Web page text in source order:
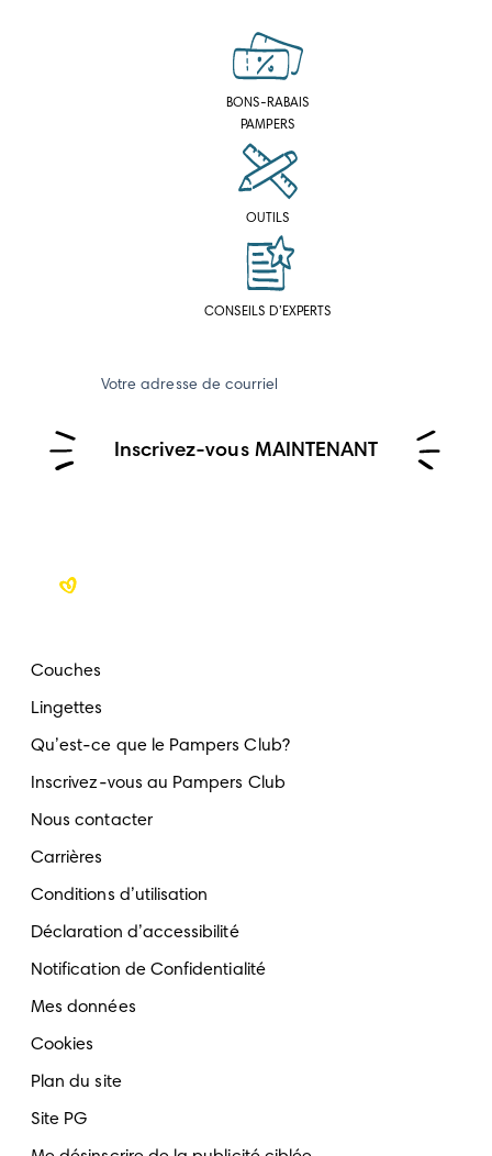
BONS-RABAIS
PAMPERS
OUTILS
CONSEILS D’EXPERTS
Votre adresse de courriel
Inscrivez-vous MAINTENANT
Couches
Lingettes
Qu’est-ce que le Pampers Club?
Inscrivez-vous au Pampers Club
Nous contacter
Carrières
Conditions d’utilisation
Déclaration d’accessibilité
Notification de Confidentialité
Mes données
Cookies
Plan du site
Site PG